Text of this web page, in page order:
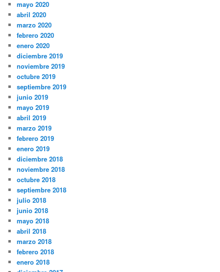
mayo 2020
abril 2020
marzo 2020
febrero 2020
enero 2020
diciembre 2019
noviembre 2019
octubre 2019
septiembre 2019
junio 2019
mayo 2019
abril 2019
marzo 2019
febrero 2019
enero 2019
diciembre 2018
noviembre 2018
octubre 2018
septiembre 2018
julio 2018
junio 2018
mayo 2018
abril 2018
marzo 2018
febrero 2018
enero 2018